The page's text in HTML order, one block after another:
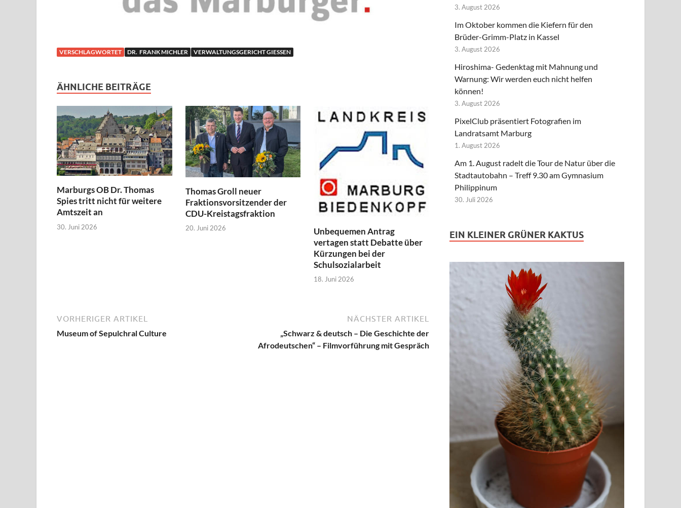
VERSCHLAGWORTET DR. FRANK MICHLER VERWALTUNGSGERICHT GIESSEN
ÄHNLICHE BEITRÄGE
Marburgs OB Dr. Thomas
Spies tritt nicht für weitere
Amtszeit an
30. Juni 2026
Thomas Groll neuer
Fraktionsvorsitzender der
CDU-Kreistagsfraktion
20. Juni 2026
Unbequemen Antrag
vertagen statt Debatte über
Kürzungen bei der
Schulsozialarbeit
18. Juni 2026
VORHERIGER ARTIKEL
Museum of Sepulchral Culture
NÄCHSTER ARTIKEL
„Schwarz & deutsch – Die Geschichte der
Afrodeutschen“ – Filmvorführung mit Gespräch
3. August 2026
Im Oktober kommen die Kiefern für den
Brüder-Grimm-Platz in Kassel
3. August 2026
Hiroshima- Gedenktag mit Mahnung und
Warnung: Wir werden euch nicht helfen
können!
3. August 2026
PixelClub präsentiert Fotografien im
Landratsamt Marburg
1. August 2026
Am 1. August radelt die Tour de Natur über die
Stadtautobahn – Treff 9.30 am Gymnasium
Philippinum
30. Juli 2026
EIN KLEINER GRÜNER KAKTUS